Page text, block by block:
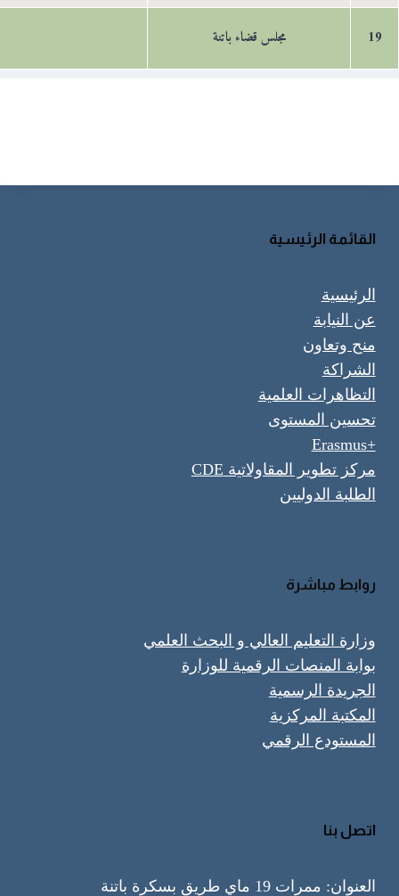
19 مجلس قضاء باتنة
القائمة الرئيسية
الرئيسية
عن النيابة
منح وتعاون
الشراكة
التظاهرات العلمية
تحسين المستوى
+Erasmus
مركز تطوير المقاولاتية CDE
الطلبة الدوليين
روابط مباشرة
وزارة التعليم العالي و البحث العلمي
بوابة المنصات الرقمية للوزارة
الجريدة الرسمية
المكتبة المركزية
المستودع الرقمي
اتصل بنا
العنوان: ممرات 19 ماي طريق بسكرة باتنة